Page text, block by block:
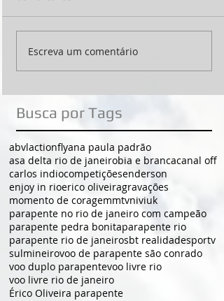
Escreva um comentário
Busca por Tags
abvlactionflyana paula padrão
asa delta rio de janeirobia e brancacanal off
carlos indiocompetiçõesenderson
enjoy in rioerico oliveiragravações
momento de coragemmtvniviuk
parapente no rio de janeiro com campeão
parapente pedra bonitaparapente rio
parapente rio de janeirosbt realidadesportv
sulmineirovoo de parapente são conrado
voo duplo parapentevoo livre rio
voo livre rio de janeiro
Érico Oliveira parapente